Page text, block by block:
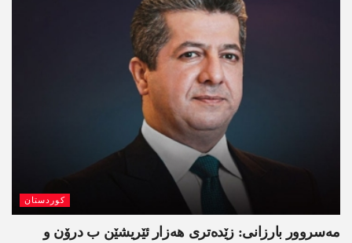
کوردستان
مەسروور بارزانی: زێدەتری ھەزار ئێریشێن ب درۆن و